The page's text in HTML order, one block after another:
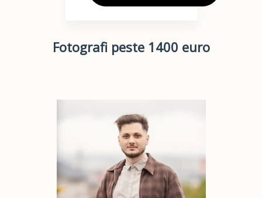
Fotografi peste 1400 euro